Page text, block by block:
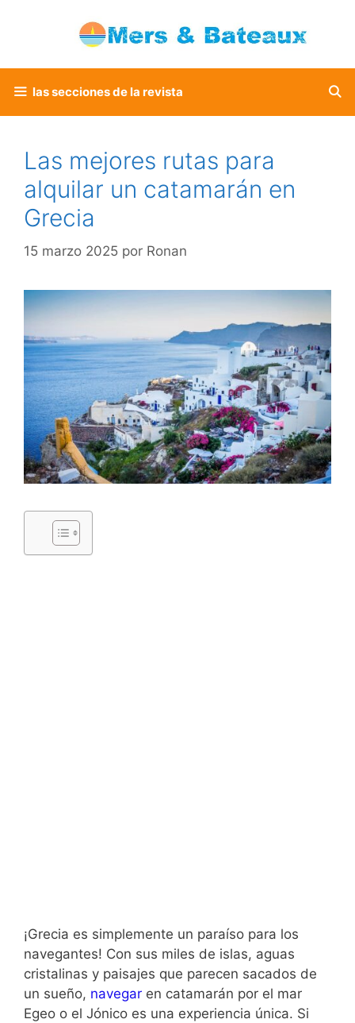
las secciones de la revista
Las mejores rutas para
alquilar un catamarán en
Grecia
15 marzo 2025 por Ronan
¡Grecia es simplemente un paraíso para los
navegantes! Con sus miles de islas, aguas
cristalinas y paisajes que parecen sacados de
un sueño, navegar en catamarán por el mar
Egeo o el Jónico es una experiencia única. Si